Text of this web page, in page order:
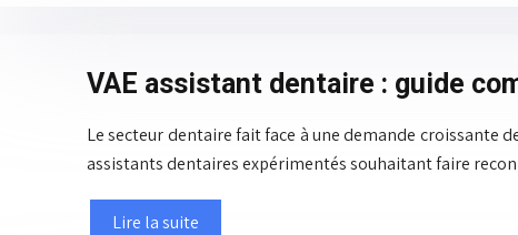
VAE assistant dentaire : guide
Le secteur dentaire fait face à une demande croissante
assistants dentaires expérimentés souhaitant faire
Lire la suite